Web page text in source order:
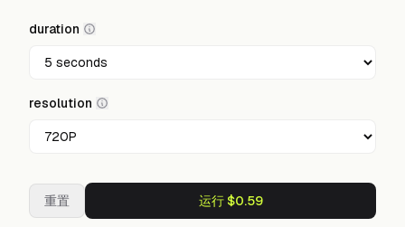
duration
resolution
重置 运行 $0.59